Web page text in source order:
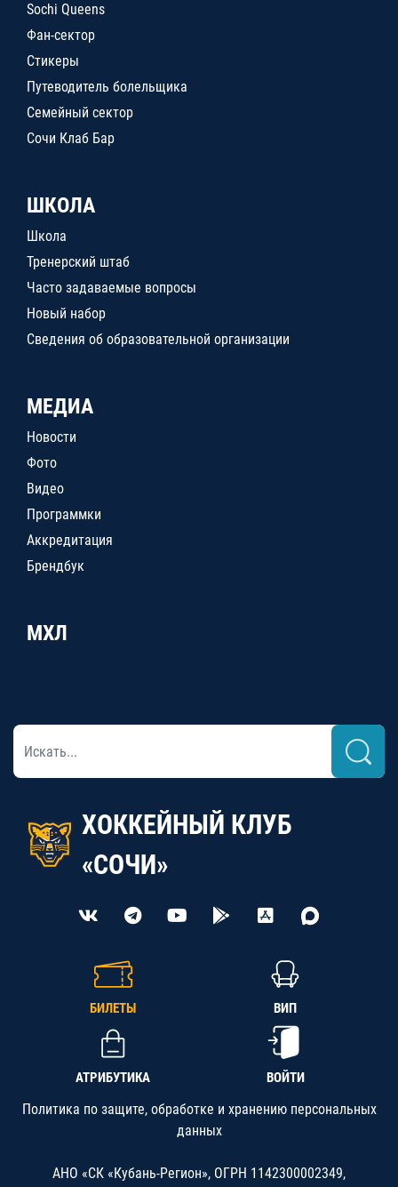
Sochi Queens
Фан-сектор
Стикеры
Путеводитель болельщика
Семейный сектор
Сочи Клаб Бар
ШКОЛА
Школа
Тренерский штаб
Часто задаваемые вопросы
Новый набор
Сведения об образовательной организации
МЕДИА
Новости
Фото
Видео
Программки
Аккредитация
Брендбук
МХЛ
ХОККЕЙНЫЙ КЛУБ
«СОЧИ»
БИЛЕТЫ ВИП
АТРИБУТИКА ВОЙТИ
Политика по защите, обработке и хранению персональных
данных
АНО «СК «Кубань-Регион», ОГРН 1142300002349,